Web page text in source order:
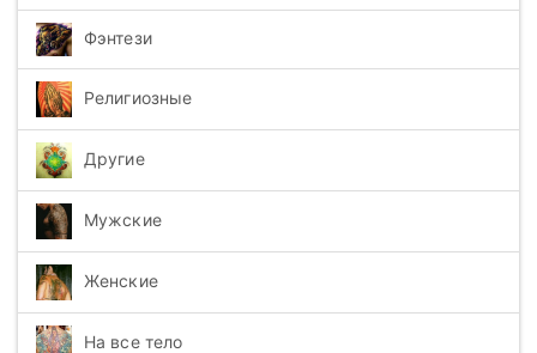
Фэнтези
Религиозные
Другие
Мужские
Женские
На все тело